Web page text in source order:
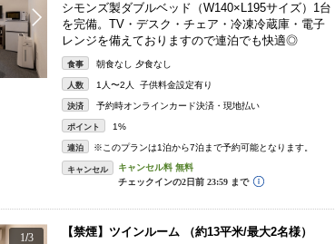
シモンズ製ダブルベッド（W140×L195サイズ）1台
を完備。TV・デスク・チェア・冷凍冷蔵庫・電子
レンジを備えておりますので連泊でも快適◎
食事 朝食なし 夕食なし
人数 1人〜2人 子供料金設定有り
決済 予約時オンラインカード決済・現地払い
ポイント 1%
連泊 ※このプランは1泊から7泊まで予約可能となります。
キャンセル
1/3 【禁煙】ツインルーム （約13平米/最大2名様）